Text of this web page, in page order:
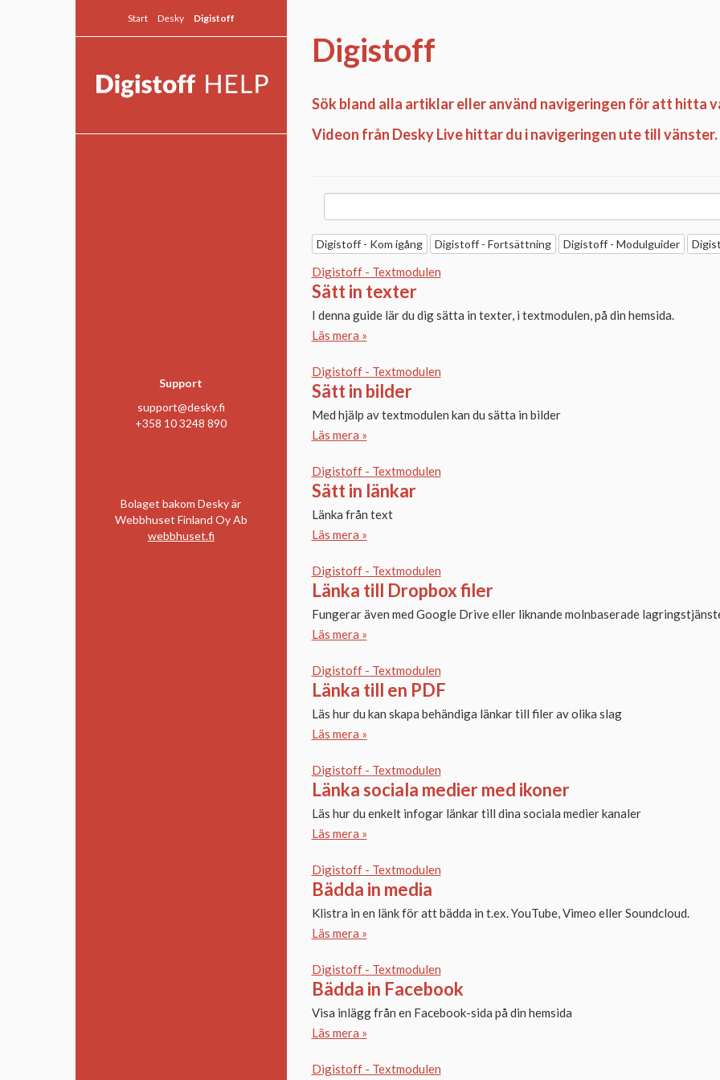
Start Desky Digistoff
Support
support@desky.fi
+358 10 3248 890
Bolaget bakom Desky är
Webbhuset Finland Oy Ab
webbhuset.fi
Digistoff
Sök bland alla artiklar eller använd navigeringen för att hitta
Videon från Desky Live hittar du i navigeringen ute till vänster.
Digistoff - Kom igång Digistoff - Fortsättning Digistoff - Modulguider
Digistoff - Textmodulen
Sätt in texter
I denna guide lär du dig sätta in texter, i textmodulen, på din hemsida.
Läs mera »
Digistoff - Textmodulen
Sätt in bilder
Med hjälp av textmodulen kan du sätta in bilder
Läs mera »
Digistoff - Textmodulen
Sätt in länkar
Länka från text
Läs mera »
Digistoff - Textmodulen
Länka till Dropbox filer
Fungerar även med Google Drive eller liknande molnbaserade
Läs mera »
Digistoff - Textmodulen
Länka till en PDF
Läs hur du kan skapa behändiga länkar till filer av olika slag
Läs mera »
Digistoff - Textmodulen
Länka sociala medier med ikoner
Läs hur du enkelt infogar länkar till dina sociala medier kanaler
Läs mera »
Digistoff - Textmodulen
Bädda in media
Klistra in en länk för att bädda in t.ex. YouTube, Vimeo eller Soundcloud.
Läs mera »
Digistoff - Textmodulen
Bädda in Facebook
Visa inlägg från en Facebook-sida på din hemsida
Läs mera »
Digistoff - Textmodulen